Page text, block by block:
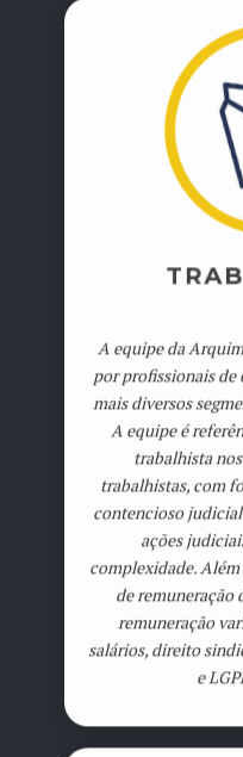
A equipe da
por profissionais de
mais diversos
A equipe é
trabalhista
trabalhistas, com
contencioso
ações
complexidade.
de remuneração
remuneração
salários, direito
e